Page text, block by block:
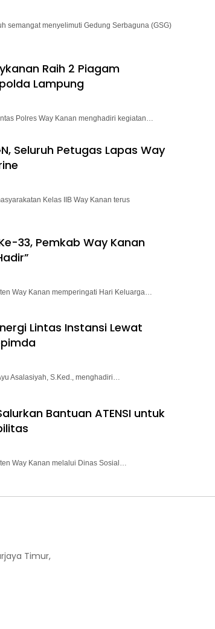
semangat menyelimuti Gedung Serbaguna (GSG)
Raih 2 Piagam
Lampung
Polres Way Kanan menghadiri kegiatan…
Seluruh Petugas Lapas Way
Kelas IIB Way Kanan terus
33, Pemkab Way Kanan
Way Kanan memperingati Hari Keluarga…
Lintas Instansi Lewat
Asalasiyah, S.Ked., menghadiri…
Bantuan ATENSI untuk
Way Kanan melalui Dinas Sosial…
Timur,